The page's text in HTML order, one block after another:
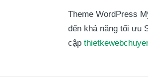
Theme WordPress
đến khả năng tối ưu
cập